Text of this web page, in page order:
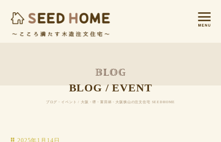
BLOG / EVENT
ブログ・イベント / 大阪・堺・富田林・大阪狭山の注文住宅 SEEDHOME
2025年1月14日